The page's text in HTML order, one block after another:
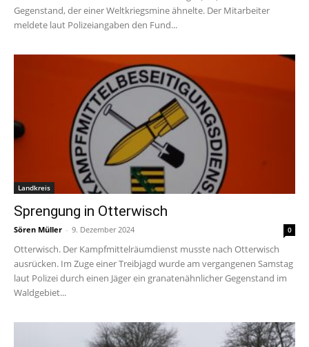
Gegenstand, der einer Weltkriegsmine ähnelte. Der Mitarbeiter
meldete laut Polizeiangaben den Fund...
Landkreis
Sprengung in Otterwisch
Sören Müller - 9. Dezember 2024 0
Otterwisch. Der Kampfmittelräumdienst musste nach Otterwisch
ausrücken. Im Zuge einer Treibjagd wurde am vergangenen Samstag
laut Polizei durch einen Jäger ein granatenähnlicher Gegenstand im
Waldgebiet...